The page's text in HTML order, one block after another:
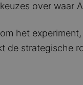
over waar
het
de strategische